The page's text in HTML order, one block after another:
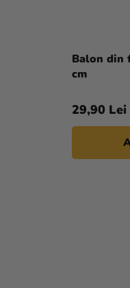
L
Ă
D
U
S
E
Balon din
cm
29,90 Lei